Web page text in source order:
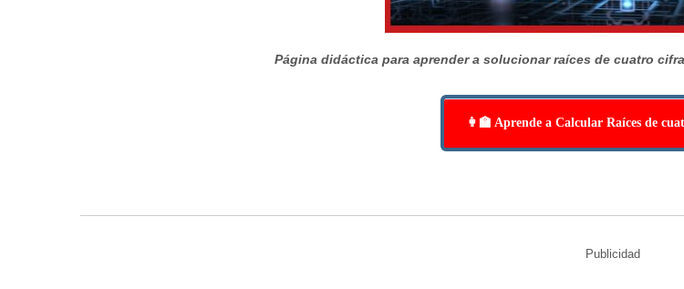
Página didáctica para aprender a solucionar raíces de cuatro
👩‍🏫 Aprende a Calcular Raíces de
Publicidad